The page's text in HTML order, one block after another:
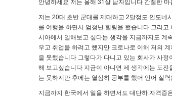
저는 20대 초반 군대를 제대하고 2달정도 인도네
를 여행을 하면서 엄청난 힐링을 했습니다 그리
시아에서 일해보고 싶다는 생각을 지금까지도 계
우고 취업을 하려고 했지만 코로나로 이해 저의
을 못했습니다 그렇다가 다니고 있는 회사가 사
해 보고싶습니다 지금이 아니면 제 생각에는 도
는 못하지만 후에는 열심히 공부를 했어 언어 실
지금까지 한국에서 일을 하면서도 대단하 자격증